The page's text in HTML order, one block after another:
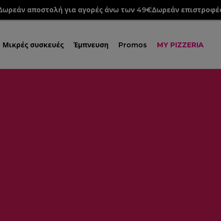
αποστολή για αγορές άνω των 49€Δωρεάν
Μικρές συσκευές Έμπνευση Promos MY PIZZERIA